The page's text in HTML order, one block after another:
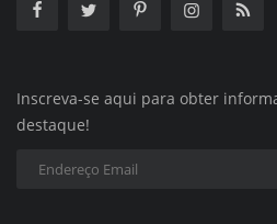
Inscreva-se aqui para obter
destaque!